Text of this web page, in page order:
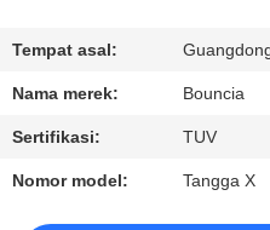
KONTROL
KUALITAS
HUBUNGI
Tempat asal:
Nama merek: Bouncia
Sertifikasi: TUV
Nomor model: Tangga X